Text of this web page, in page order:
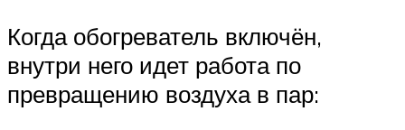
Когда обогреватель включён,
внутри него идет работа по
превращению воздуха в пар: